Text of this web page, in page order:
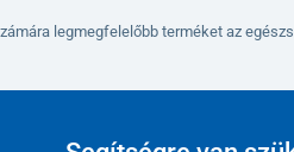
legmegfelelőbb terméket az